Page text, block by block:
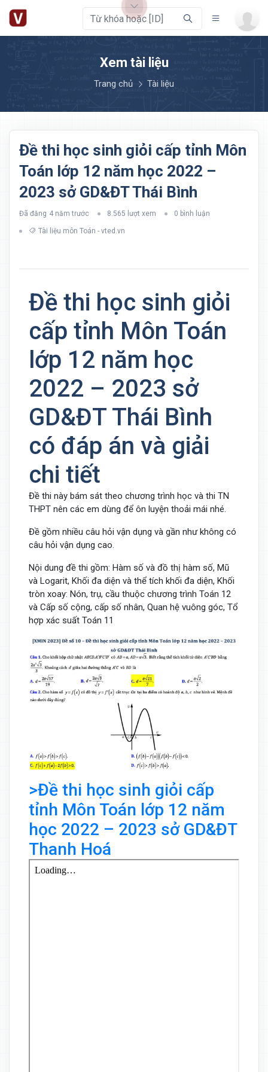
Xem tài liệu
Trang chủ Tài liệu
Đề thi học sinh giỏi cấp tỉnh Môn
Toán lớp 12 năm học 2022 –
2023 sở GD&ĐT Thái Bình
Đã đăng 4 năm trước 8.565 lượt xem 0 bình luận
Tài liệu môn Toán - vted.vn
Đề thi học sinh giỏi
cấp tỉnh Môn Toán
lớp 12 năm học
2022 – 2023 sở
GD&ĐT Thái Bình
có đáp án và giải
chi tiết
Đề thi này bám sát theo chương trình học và thi TN
THPT nên các em dùng để ôn luyện thoải mái nhé.
Đề gồm nhiều câu hỏi vận dụng và gần như không có
câu hỏi vận dụng cao.
Nội dung đề thi gồm: Hàm số và đồ thị hàm số, Mũ
và Logarit, Khối đa diện và thể tích khối đa diện, Khối
tròn xoay: Nón, trụ, cầu thuộc chương trình Toán 12
và Cấp số cộng, cấp số nhân, Quan hệ vuông góc, Tổ
hợp xác suất Toán 11
>Đề thi học sinh giỏi cấp
tỉnh Môn Toán lớp 12 năm
học 2022 – 2023 sở GD&ĐT
Thanh Hoá